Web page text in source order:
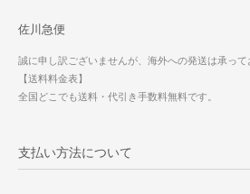
佐川急便
誠に申し訳ございませんが、海外への発送は承って
【送料料金表】
全国どこでも送料・代引き手数料無料です。
支払い方法について